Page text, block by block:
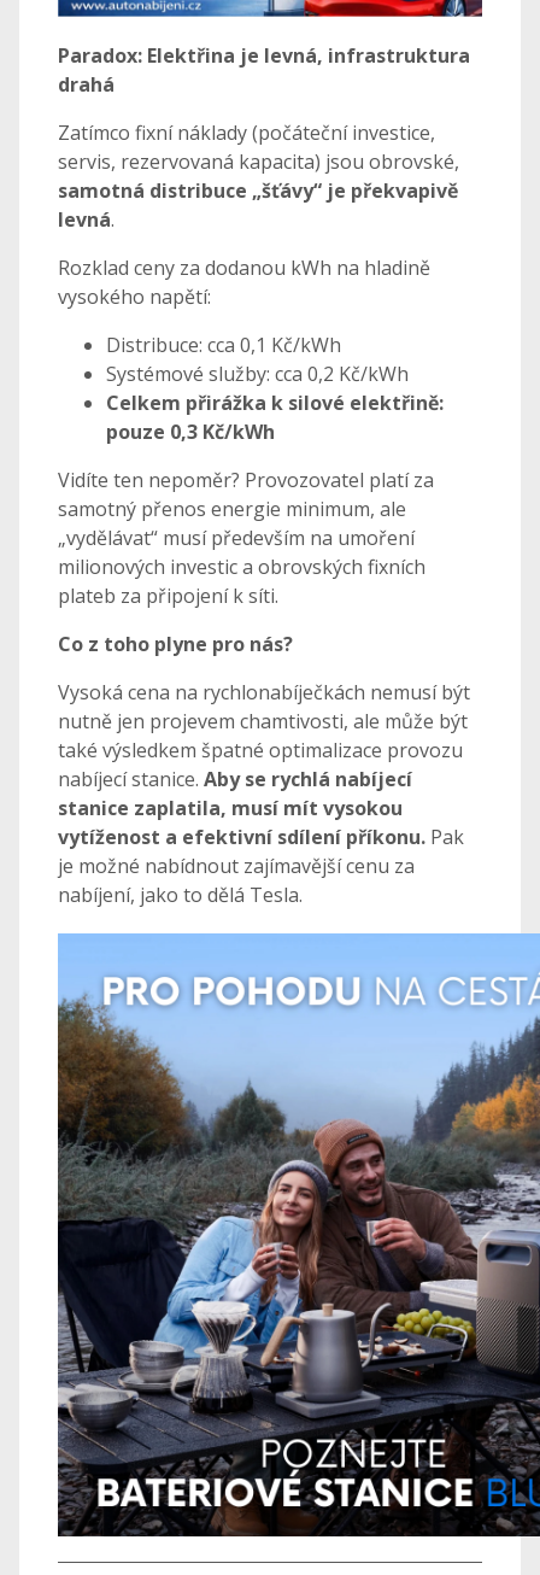
Paradox: Elektřina je levná, infrastruktura
drahá
Zatímco fixní náklady (počáteční investice,
servis, rezervovaná kapacita) jsou obrovské,
samotná distribuce „šťávy“ je překvapivě
levná.
Rozklad ceny za dodanou kWh na hladině
vysokého napětí:
Distribuce: cca 0,1 Kč/kWh
Systémové služby: cca 0,2 Kč/kWh
Celkem přirážka k silové elektřině:
pouze 0,3 Kč/kWh
Vidíte ten nepoměr? Provozovatel platí za
samotný přenos energie minimum, ale
„vydělávat“ musí především na umoření
milionových investic a obrovských fixních
plateb za připojení k síti.
Co z toho plyne pro nás?
Vysoká cena na rychlonabíječkách nemusí být
nutně jen projevem chamtivosti, ale může být
také výsledkem špatné optimalizace provozu
nabíjecí stanice. Aby se rychlá nabíjecí
stanice zaplatila, musí mít vysokou
vytíženost a efektivní sdílení příkonu. Pak
je možné nabídnout zajímavější cenu za
nabíjení, jako to dělá Tesla.